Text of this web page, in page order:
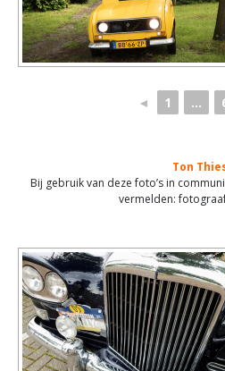
◄ 1 ...
Ton
Bij gebruik van deze foto’s in
vermelden: